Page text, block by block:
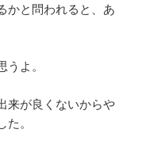
かと問われると、あ
よ。
来が良くないからや
。